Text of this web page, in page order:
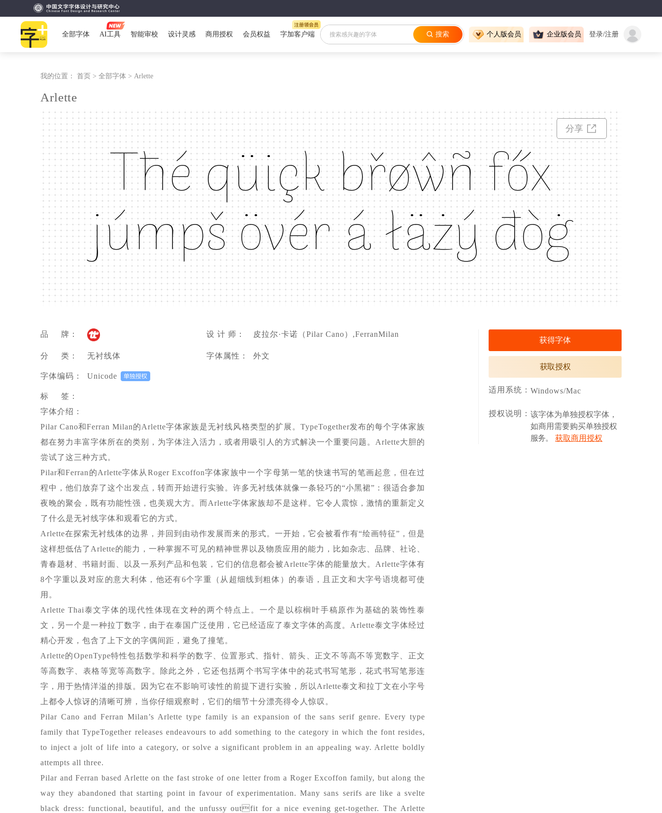
全部字体 AI工具 智能审校 设计灵感 商用授权 会员权益 字加客户端 登录/注册
企业版会员
个人版会员
搜索
我的位置： 首页 > 全部字体 > Arlette
Arlette
Tħé qüiçk břøŵñ főx
júmpš övér á łäżý đòġ
分享
品 牌： 设 计 师： 皮拉尔·卡诺（Pilar Cano）,FerranMilan
分 类： 无衬线体 字体属性： 外文
字体编码： Unicode
标 签：
字体介绍：
Pilar Cano和Ferran Milan的Arlette字体家族是无衬线风格类型的扩展。TypeTogether发布的每个字体家族
都在努力丰富字体所在的类别，为字体注入活力，或者用吸引人的方式解决一个重要问题。Arlette大胆的
尝试了这三种方式。
Pilar和Ferran的Arlette字体从Roger Excoffon字体家族中一个字母第一笔的快速书写的笔画起意，但在过
程中，他们放弃了这个出发点，转而开始进行实验。许多无衬线体就像一条轻巧的“小黑裙”：很适合参加
夜晚的聚会，既有功能性强，也美观大方。而Arlette字体家族却不是这样。它令人震惊，激情的重新定义
了什么是无衬线字体和观看它的方式。
Arlette在探索无衬线体的边界，并回到由动作发展而来的形式。一开始，它会被看作有“绘画特征”，但是
这样想低估了Arlette的能力，一种掌握不可见的精神世界以及物质应用的能力，比如杂志、品牌、社论、
青春题材、书籍封面、以及一系列产品和包装，它们的信息都会被Arlette字体的能量放大。Arlette字体有
8个字重以及对应的意大利体，他还有6个字重（从超细线到粗体）的泰语，且正文和大字号语境都可使
用。
Arlette Thai泰文字体的现代性体现在文种的两个特点上。一个是以棕榈叶手稿原作为基础的装饰性泰
文，另一个是一种拉丁数字，由于在泰国广泛使用，它已经适应了泰文字体的高度。Arlette泰文字体经过
精心开发，包含了上下文的字偶间距，避免了撞笔。
Arlette的OpenType特性包括数学和科学的数字、位置形式、指针、箭头、正文不等高不等宽数字、正文
等高数字、表格等宽等高数字。除此之外，它还包括两个书写字体中的花式书写笔形，花式书写笔形连
字，用于热情洋溢的排版。因为它在不影响可读性的前提下进行实验，所以Arlette泰文和拉丁文在小字号
上都令人惊讶的清晰可辨，当你仔细观察时，它们的细节十分漂亮得令人惊叹。
Pilar Cano and Ferran Milan’s Arlette type family is an expansion of the sans serif genre. Every type
family that TypeTogether releases endeavours to add something to the category in which the font resides,
to inject a jolt of life into a category, or solve a significant problem in an appealing way. Arlette boldly
attempts all three.
Pilar and Ferran based Arlette on the fast stroke of one letter from a Roger Excoffon family, but along the
way they abandoned that starting point in favour of experimentation. Many sans serifs are like a svelte
black dress: functional, beautiful, and the unfussy outfit for a nice evening get-together. The Arlette
获得字体
获取授权
适用系统： Windows/Mac
授权说明： 该字体为单独授权字体，
如商用需要购买单独授权
服务。
获取商用授权